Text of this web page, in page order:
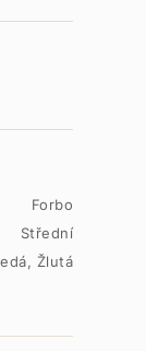
Forbo
Střední
Žlutá